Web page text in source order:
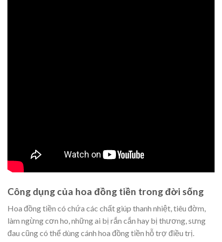
Công dụng của hoa đồng tiền trong đời sống
Hoa đồng tiền có chứa các chất giúp thanh nhiệt, tiêu đờm,
làm ngừng cơn ho, những ai bị rắn cắn hay bị thương, sưng
đau cũng có thể dùng cánh hoa đồng tiền hỗ trợ điều trị.